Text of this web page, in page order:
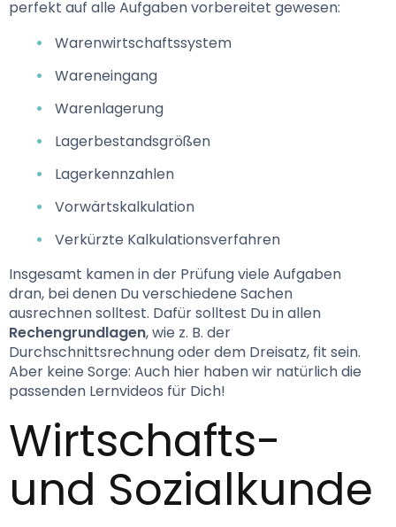
perfekt auf alle Aufgaben vorbereitet gewesen:
Warenwirtschaftssystem
Wareneingang
Warenlagerung
Lagerbestandsgrößen
Lagerkennzahlen
Vorwärtskalkulation
Verkürzte Kalkulationsverfahren
Insgesamt kamen in der Prüfung viele Aufgaben
dran, bei denen Du verschiedene Sachen
Rechengrundlagen, wie z. B. der
Durchschnittsrechnung oder dem Dreisatz, fit sein.
Aber keine Sorge: Auch hier haben wir natürlich die
passenden Lernvideos für Dich!
Wirtschafts-
und Sozialkunde